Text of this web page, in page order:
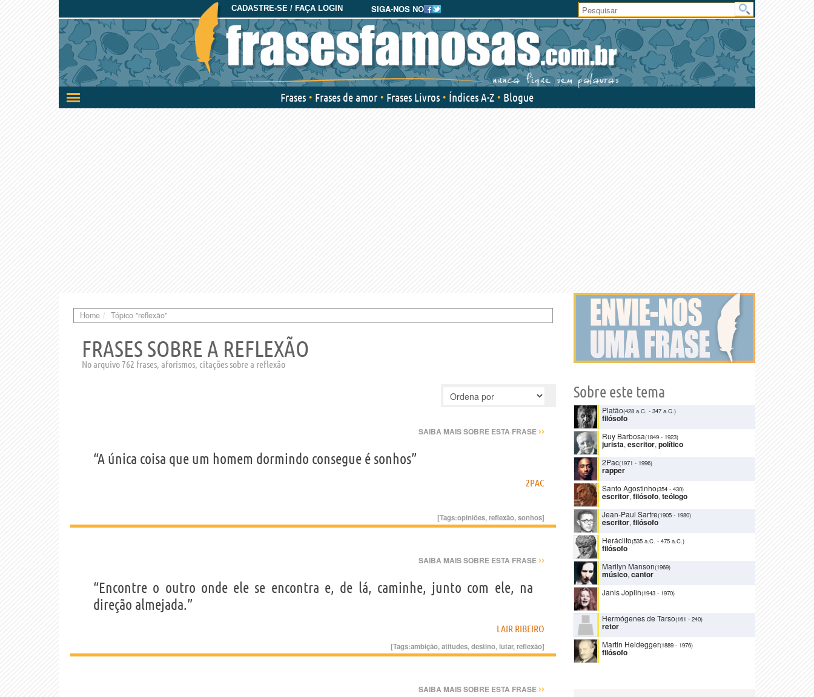
SIGA-NOS NO
CADASTRE-SE / FAÇA LOGIN
Ativar/desativar
a
Área
do
Usuário
Frases Frases de amor Frases Livros Índices A-Z Blogue
Home Tópico "reflexão"
FRASES SOBRE A REFLEXÃO
No arquivo 762 frases, aforismos, citações sobre a reflexão
SAIBA MAIS SOBRE ESTA FRASE ››
“A única coisa que um homem dormindo consegue é sonhos”
2PAC
[Tags:opiniões,reflexão,sonhos]
SAIBA MAIS SOBRE ESTA FRASE ››
“Encontre o outro onde ele se encontra e, de lá, caminhe, junto com ele, na
direção almejada.”
LAIR RIBEIRO
[Tags:ambição,atitudes,destino,lutar,reflexão]
SAIBA MAIS SOBRE ESTA FRASE ››
Sobre este tema
Platão(428 a.C. - 347 a.C.)
filósofo
Ruy Barbosa(1849 - 1923)
jurista, escritor, político
2Pac(1971 - 1996)
rapper
Santo Agostinho(354 - 430)
escritor,filósofo, teólogo
Jean-Paul Sartre(1905 - 1980)
escritor, filósofo
Heráclito(535 a.C. - 475 a.C.)
filósofo
Marilyn Manson(1969)
músico, cantor
Janis Joplin(1943 - 1970)
Hermógenes de Tarso(161 - 240)
retor
Martin Heidegger(1889 - 1976)
filósofo